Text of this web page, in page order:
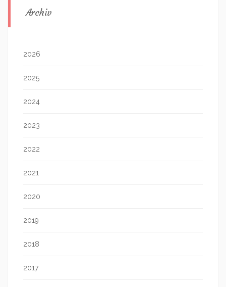
Archiv
2026
2025
2024
2023
2022
2021
2020
2019
2018
2017